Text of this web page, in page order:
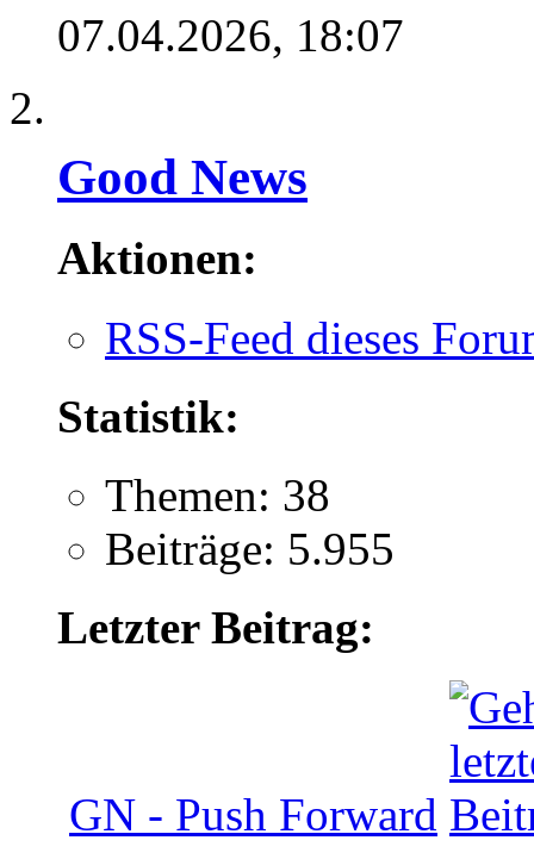
07.04.2026, 18:07
Good News
Aktionen:
RSS-Feed dieses
Statistik:
Themen: 38
Beiträge: 5.955
Letzter Beitrag:
GN - Push Forward